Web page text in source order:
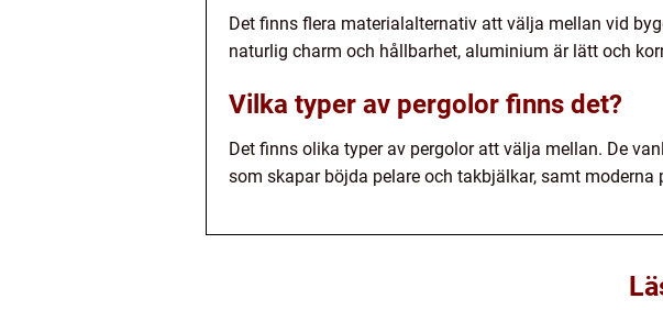
Det finns flera materialalternativ att välja mellan vid
naturlig charm och hållbarhet, aluminium är lätt och
Vilka typer av pergolor finns det?
Det finns olika typer av pergolor att välja mellan. De
som skapar böjda pelare och takbjälkar, samt